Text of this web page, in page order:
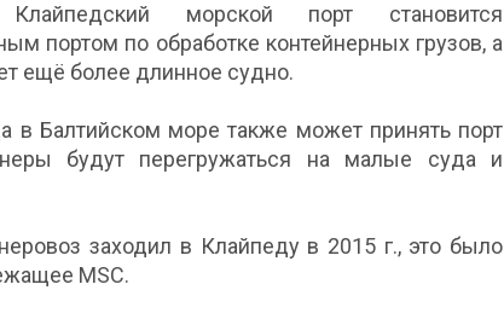
морской порт становится
портом по обработке контейнерных грузов, а
ещё более длинное судно.
Балтийском море также может принять порт
будут перегружаться на малые суда и
заходил в Клайпеду в 2015 г., это было
MSC.